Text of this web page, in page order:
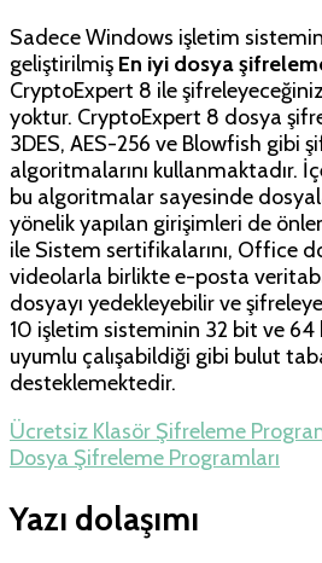
Sadece Windows işletim
geliştirilmiş En iyi dosya
CryptoExpert 8 ile şifreleyeceğiniz
yoktur. CryptoExpert 8 dosya
3DES, AES-256 ve Blowfish gibi
algoritmalarını kullanmaktadır.
bu algoritmalar sayesinde
yönelik yapılan girişimleri de
ile Sistem sertifikalarını, Office
videolarla birlikte e-posta
dosyayı yedekleyebilir ve
10 işletim sisteminin 32 bit ve
uyumlu çalışabildiği gibi bulut
desteklemektedir.
Ücretsiz Klasör Şifreleme
Dosya Şifreleme Programları
Yazı dolaşımı